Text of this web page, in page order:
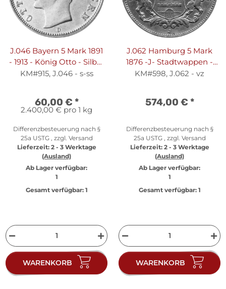
J.046 Bayern 5 Mark 1891
- 1913 - König Otto - Silber
s-ss
KM#915, J.046 - s-ss
60,00 € *
2.400,00 € pro 1 kg
Differenzbesteuerung nach §
25a USTG , zzgl. Versand
Lieferzeit: 2 - 3 Werktage
(Ausland)
Ab Lager verfügbar:
1
Gesamt verfügbar:1
WARENKORB
J.062 Hamburg 5 Mark
1876 -J- Stadtwappen -
Silber vz
KM#598, J.062 - vz
574,00 € *
Differenzbesteuerung nach §
25a USTG , zzgl. Versand
Lieferzeit: 2 - 3 Werktage
(Ausland)
Ab Lager verfügbar:
1
Gesamt verfügbar:1
WARENKORB